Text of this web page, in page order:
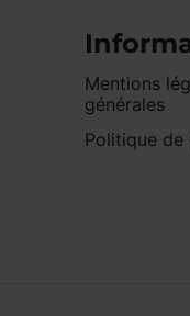
Mentions
générales
Politique